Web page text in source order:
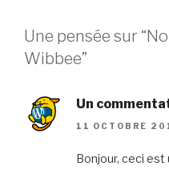
Une pensée sur
Wibbee”
Un
11 OCTOBRE
Bonjour, ceci